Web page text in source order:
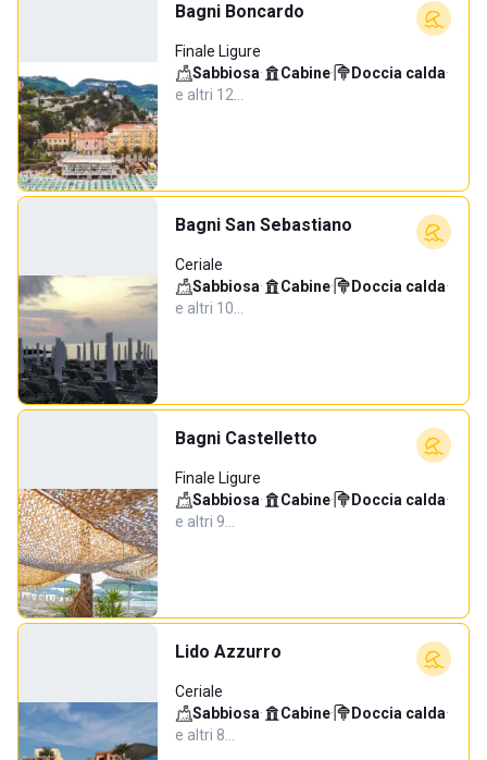
Bagni Boncardo
Finale Ligure
Sabbiosa· Cabine· Doccia calda·
e altri 12…
Bagni San Sebastiano
Ceriale
Sabbiosa· Cabine· Doccia calda·
e altri 10…
Bagni Castelletto
Finale Ligure
Sabbiosa· Cabine· Doccia calda·
e altri 9…
Lido Azzurro
Ceriale
Sabbiosa· Cabine· Doccia calda·
e altri 8…